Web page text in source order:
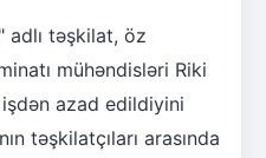
təşkilat, öz
mühəndisləri Riki
azad edildiyini
təşkilatçıları arasında